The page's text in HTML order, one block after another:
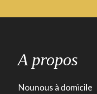
A propos
Nounous à domicile